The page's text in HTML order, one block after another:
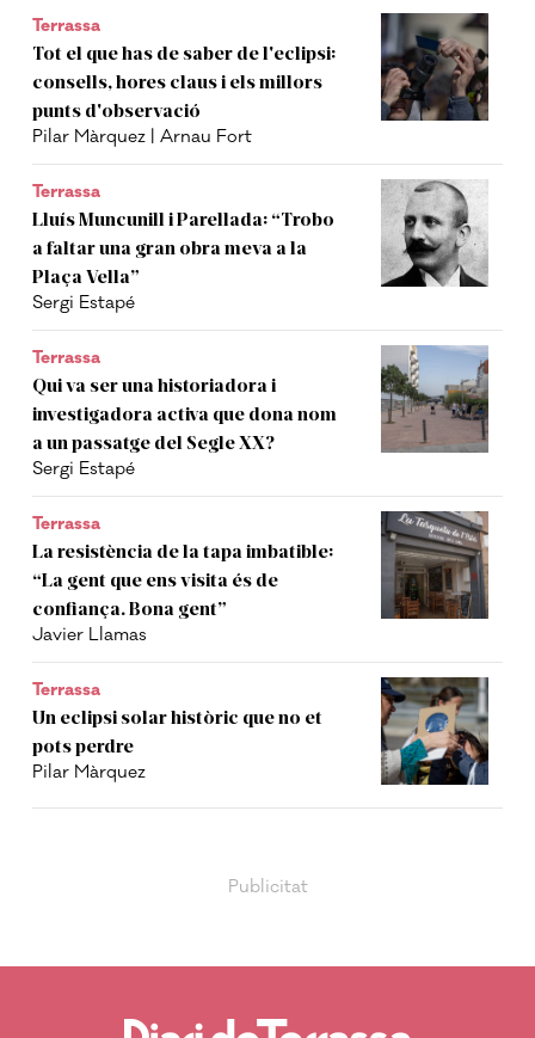
Terrassa
Tot el que has de saber de l'eclipsi:
consells, hores claus i els millors
punts d'observació
Pilar Màrquez | Arnau Fort
Terrassa
Lluís Muncunill i Parellada: “Trobo
a faltar una gran obra meva a la
Plaça Vella”
Sergi Estapé
Terrassa
Qui va ser una historiadora i
investigadora activa que dona nom
a un passatge del Segle XX?
Sergi Estapé
Terrassa
La resistència de la tapa imbatible:
“La gent que ens visita és de
confiança. Bona gent”
Javier Llamas
Terrassa
Un eclipsi solar històric que no et
pots perdre
Pilar Màrquez